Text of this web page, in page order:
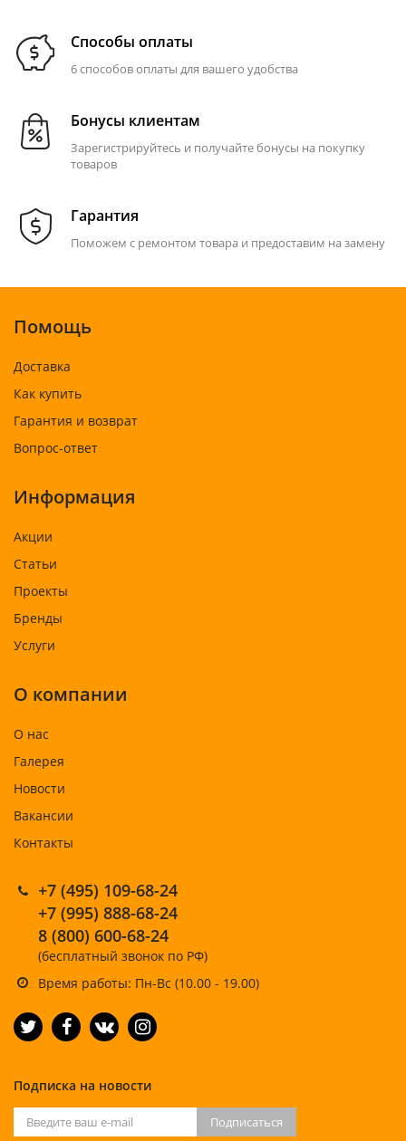
Способы оплаты
6 способов оплаты для вашего удобства
Бонусы клиентам
Зарегистрируйтесь и получайте бонусы на покупку
товаров
Гарантия
Поможем с ремонтом товара и предоставим на замену
Помощь
Доставка
Как купить
Гарантия и возврат
Вопрос-ответ
Информация
Акции
Статьи
Проекты
Бренды
Услуги
О компании
О нас
Галерея
Новости
Вакансии
Контакты
+7 (495) 109-68-24
+7 (995) 888-68-24
8 (800) 600-68-24
(бесплатный звонок по РФ)
Время работы: Пн-Вс (10.00 - 19.00)
Подписка на новости
Подписаться